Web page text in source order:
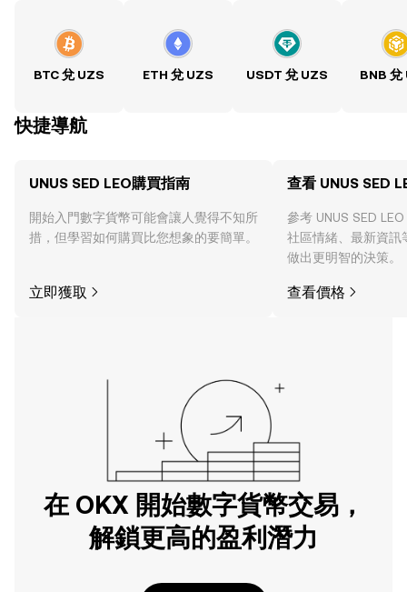
BTC 兌 UZS ETH 兌 UZS USDT 兌 UZS BNB 兌
快捷導航
UNUS SED LEO購買指南
開始入門數字貨幣可能會讓人覺得不知所
措，但學習如何購買比您想象的要簡單。
立即獲取
查看 UNUS SED
參考 UNUS SED
社區情緒、最新資訊
做出更明智的決策。
查看價格
在 OKX 開始數字貨幣交易，
解鎖更高的盈利潛力